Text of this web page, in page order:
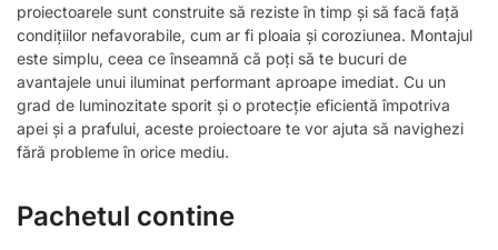
proiectoarele sunt construite să reziste în timp și să facă față
condițiilor nefavorabile, cum ar fi ploaia și coroziunea. Montajul
este simplu, ceea ce înseamnă că poți să te bucuri de
avantajele unui iluminat performant aproape imediat. Cu un
grad de luminozitate sporit și o protecție eficientă împotriva
apei și a prafului, aceste proiectoare te vor ajuta să navighezi
fără probleme în orice mediu.
Pachetul contine